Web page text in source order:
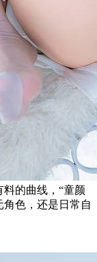
的曲线，“童颜
角色，还是日常自